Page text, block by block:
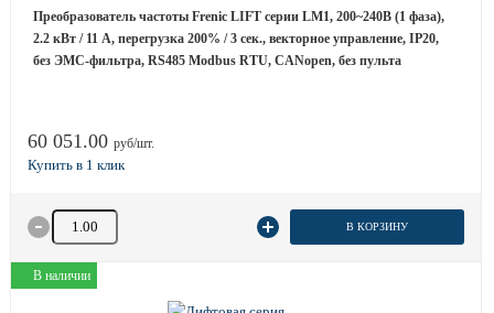
Преобразователь частоты Frenic LIFT серии LM1, 200~240B (1 фаза),
2.2 кВт / 11 A, перегрузка 200% / 3 сек., векторное управление, IP20,
без ЭМС-фильтра, RS485 Modbus RTU, CANopen, без пульта
60 051.00 руб/шт.
Количество товара В КОРЗИНУ
В наличии